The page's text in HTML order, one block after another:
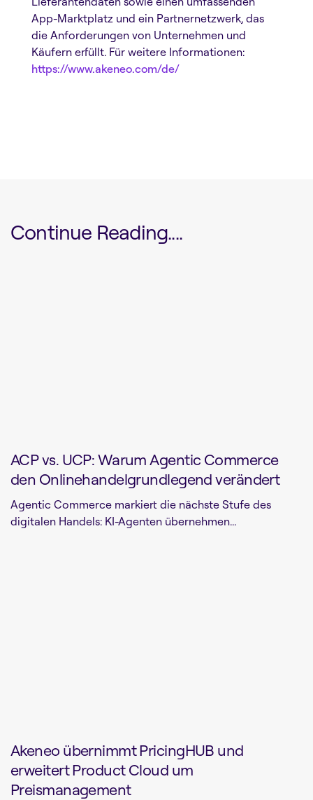
App-Marktplatz und ein Partnernetzwerk, das
die Anforderungen von Unternehmen und
Käufern erfüllt. Für weitere Informationen:
https://www.akeneo.com/de/
Continue Reading....
ACP vs. UCP: Warum Agentic Commerce
den Onlinehandelgrundlegend verändert
Agentic Commerce markiert die nächste Stufe des
digitalen Handels: KI-Agenten übernehmen...
Akeneo übernimmt PricingHUB und
erweitert Product Cloud um
Preismanagement